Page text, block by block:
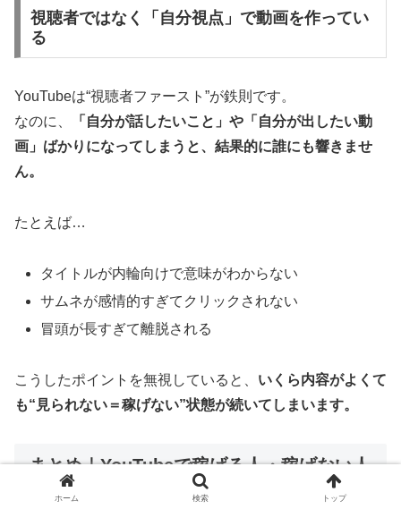
視聴者ではなく「自分視点」で動画を作ってい
る
YouTubeは“視聴者ファースト”が鉄則です。
なのに、
「自分が話したいこと」や「自分が出したい動
画」ばかりになってしまうと、結果的に誰にも響きませ
ん。
たとえば…
タイトルが内輪向けで意味がわからない
サムネが感情的すぎてクリックされない
冒頭が長すぎて離脱される
こうしたポイントを無視していると、 いくら内容がよくて
も“見られない＝稼げない”状態が続いてしまいます。
まとめ｜YouTubeで稼げる人・稼げない人
の分かれ道
ホーム 検索 トップ